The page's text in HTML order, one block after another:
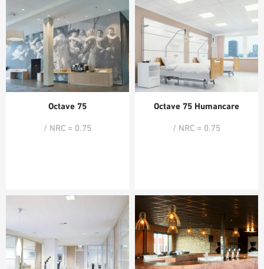
Octave 75
/ NRC = 0.75
Octave 75 Humancare
/ NRC = 0.75